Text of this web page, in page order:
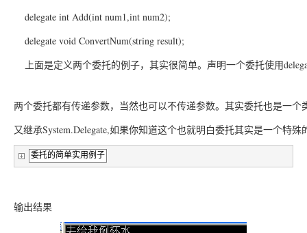
	delegate int Add(int num1,int num2);
	delegate void ConvertNum(string result);
上面是定义两个委托的例子，其实很简单。声明一个委托使用
两个委托都有传递参数，当然也可以不传递参数。其实委托也是一个
又继承System.Delegate,如果你知道这个也就明白委托其实是一个特殊
委托的简单实用例子
输出结果